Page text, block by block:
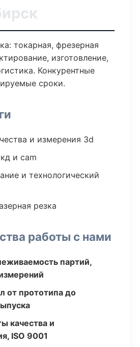
токарная, фрезерная
изготовление,
Конкурентные
сроки.
и измерения 3d
и cam
и технологический
резка
работы с нами
партий,
от прототипа до
качества и
ISO 9001